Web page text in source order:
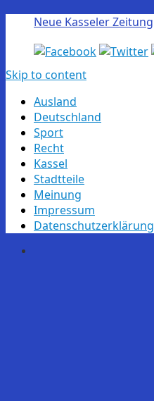
Neue Kasseler Zeitung
Skip to content
Ausland
Deutschland
Sport
Recht
Kassel
Stadtteile
Meinung
Impressum
Datenschutzerklärung